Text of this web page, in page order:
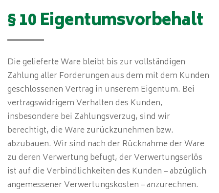
§ 10 Eigentumsvorbehalt
Die gelieferte Ware bleibt bis zur vollständigen
Zahlung aller Forderungen aus dem mit dem Kunden
geschlossenen Vertrag in unserem Eigentum. Bei
vertragswidrigem Verhalten des Kunden,
insbesondere bei Zahlungsverzug, sind wir
berechtigt, die Ware zurückzunehmen bzw.
abzubauen. Wir sind nach der Rücknahme der Ware
zu deren Verwertung befugt, der Verwertungserlös
ist auf die Verbindlichkeiten des Kunden – abzüglich
angemessener Verwertungskosten – anzurechnen.